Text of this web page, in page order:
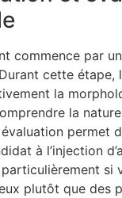
commence par
cette étape,
la
la
permet
à l’injection
si
plutôt que des